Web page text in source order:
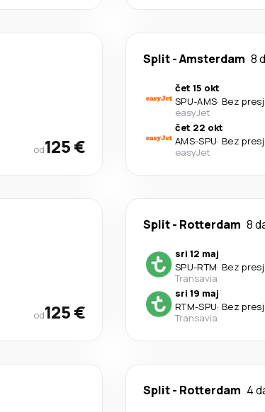
od125 €
Split-Amsterdam 8
čet 15 okt
SPU-AMS· Bez
easyJet
čet 22 okt
AMS-SPU· Bez
easyJet
od125 €
Split- Rotterdam 8
sri 12 maj
SPU-RTM· Bez
Transavia
sri 19 maj
RTM-SPU· Bez
Transavia
Split- Rotterdam 4